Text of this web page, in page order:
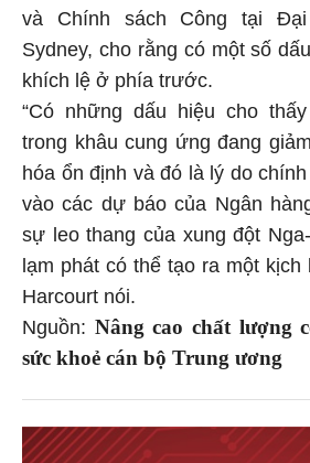
và Chính sách Công tại
Sydney, cho rằng có một số
khích lệ ở phía trước.
“Có những dấu hiệu cho
trong khâu cung ứng đang
hóa ổn định và đó là lý do
vào các dự báo của Ngân
sự leo thang của xung đột
lạm phát có thể tạo ra một kịch
Harcourt nói.
Nguồn: Nâng cao chất lượng
sức khoẻ cán bộ Trung ương